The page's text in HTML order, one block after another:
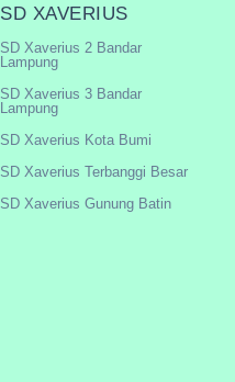
SD XAVERIUS
SD Xaverius 2 Bandar
Lampung
SD Xaverius 3 Bandar
Lampung
SD Xaverius Kota Bumi
SD Xaverius Terbanggi Besar
SD Xaverius Gunung Batin